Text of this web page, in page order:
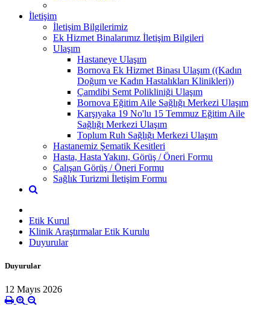
İletişim
İletişim Bilgilerimiz
Ek Hizmet Binalarımız İletişim Bilgileri
Ulaşım
Hastaneye Ulaşım
Bornova Ek Hizmet Binası Ulaşım ((Kadın
Doğum ve Kadın Hastalıkları Klinikleri))
Çamdibi Semt Polikliniği Ulaşım
Bornova Eğitim Aile Sağlığı Merkezi Ulaşım
Karşıyaka 19 No'lu 15 Temmuz Eğitim Aile
Sağlığı Merkezi Ulaşım
Toplum Ruh Sağlığı Merkezi Ulaşım
Hastanemiz Şematik Kesitleri
Hasta, Hasta Yakını, Görüş / Öneri Formu
Çalışan Görüş / Öneri Formu
Sağlık Turizmi İletişim Formu
Etik Kurul
Klinik Araştırmalar Etik Kurulu
Duyurular
Duyurular
12 Mayıs 2026